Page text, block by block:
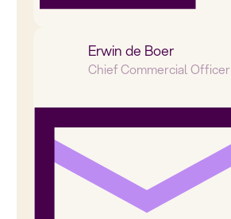
Erwin de Boer
Chief Commercial Officer